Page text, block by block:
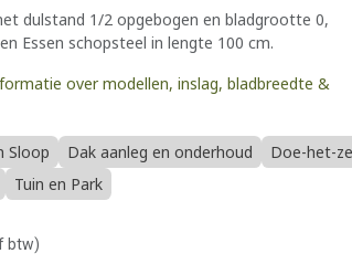
dulstand 1/2 opgebogen en bladgrootte 0,
Essen schopsteel in lengte 100 cm.
over modellen, inslag, bladbreedte &
Sloop Dak aanleg en onderhoud
Doe-het-
Tuin en Park
btw)